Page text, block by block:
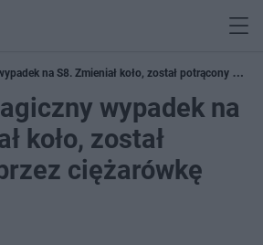
na S8. Zmieniał koło, został potrącony przez
wypadek na
koło, został
ciężarówkę